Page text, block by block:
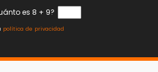
es 8 + 9?
política de privacidad